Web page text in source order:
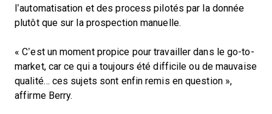
l’automatisation et des process pilotés par la donnée
plutôt que sur la prospection manuelle.
« C’est un moment propice pour travailler dans le go-to-
market, car ce qui a toujours été difficile ou de mauvaise
qualité… ces sujets sont enfin remis en question »,
affirme Berry.